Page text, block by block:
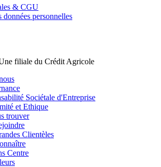
& CGU
données personnelles
filiale du Crédit Agricole
Sociétale d'Entreprise
et Ethique
trouver
Clientèles
Centre